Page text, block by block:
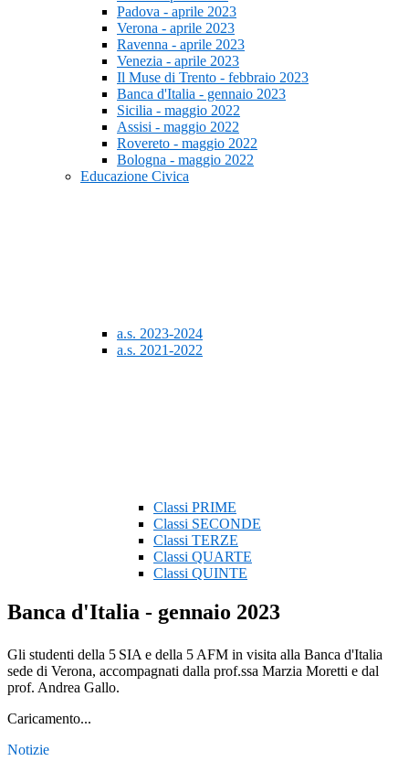
Padova - aprile 2023
Verona - aprile 2023
Ravenna - aprile 2023
Venezia - aprile 2023
Il Muse di Trento - febbraio 2023
Banca d'Italia - gennaio 2023
Sicilia - maggio 2022
Assisi - maggio 2022
Rovereto - maggio 2022
Bologna - maggio 2022
Educazione Civica
a.s. 2023-2024
a.s. 2021-2022
Classi PRIME
Classi SECONDE
Classi TERZE
Classi QUARTE
Classi QUINTE
Banca d'Italia - gennaio 2023
Gli studenti della 5 SIA e della 5 AFM in visita alla Banca d'Italia
sede di Verona, accompagnati dalla prof.ssa Marzia Moretti e dal
prof. Andrea Gallo.
Caricamento...
Notizie